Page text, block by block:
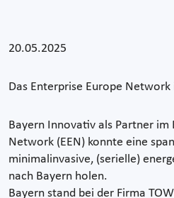
20.05.2025
Das Enterprise Europe
Bayern Innovativ als Partner im
Network (EEN) konnte eine
minimalinvasive, (serielle)
nach Bayern holen.
Bayern stand bei der Firma